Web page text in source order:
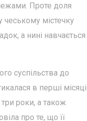
Проте доля
містечку
а нині навчається
суспільства до
в перші місяці
три роки, а також
про те, що її